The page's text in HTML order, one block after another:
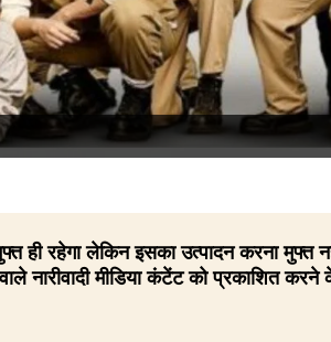
ही रहेगा लेकिन इसका उत्पादन करना
नारीवादी मीडिया कंटेंट को प्रकाशित